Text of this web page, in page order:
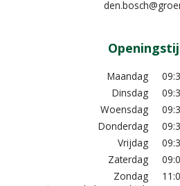
Maandag
Dinsdag
Woensdag
Donderdag
Vrijdag
Zaterdag
Zondag